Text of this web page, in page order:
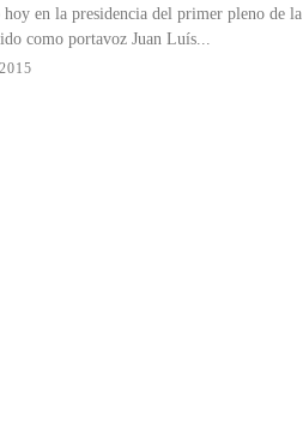
hoy en la presidencia del primer pleno de la
como portavoz Juan Luís...